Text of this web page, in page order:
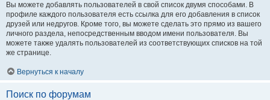
Вы можете добавлять пользователей в свой список двумя способами. В
профиле каждого пользователя есть ссылка для его добавления в список
друзей или недругов. Кроме того, вы можете сделать это прямо из вашего
личного раздела, непосредственным вводом имени пользователя. Вы
можете также удалять пользователей из соответствующих списков на той
же странице.
Вернуться к началу
Поиск по форумам